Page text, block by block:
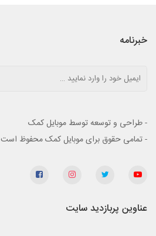
خبرنامه
- طراحی و توسعه توسط موبایل کمک
- تمامی حقوق برای موبایل کمک محفوظ است
عناوین پربازدید سایت